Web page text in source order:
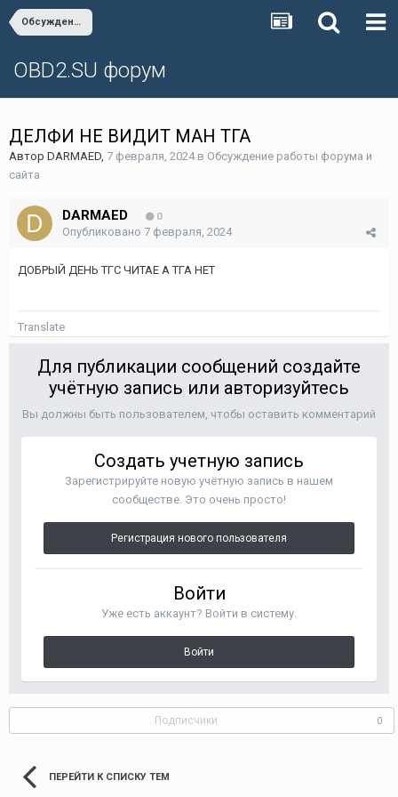
Обсуждение работы форума и сайта
OBD2.SU форум
ДЕЛФИ НЕ ВИДИТ МАН ТГА
Автор DARMAED, 7 февраля, 2024в Обсуждение работы форума и
сайта
DARMAED 0
Опубликовано 7 февраля, 2024
ДОБРЫЙ ДЕНЬ ТГС ЧИТАЕ А ТГА НЕТ
Translate
Для публикации сообщений создайте
учётную запись или авторизуйтесь
Вы должны быть пользователем, чтобы оставить комментарий
Создать учетную запись
Зарегистрируйте новую учётную запись в нашем
сообществе. Это очень просто!
Регистрация нового пользователя
Войти
Уже есть аккаунт? Войти в систему.
Войти
Подписчики 0
ПЕРЕЙТИ К СПИСКУ ТЕМ